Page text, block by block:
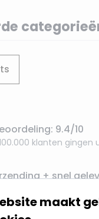
9.4/10
klanten gingen
+ snel
recht op retour
maakt